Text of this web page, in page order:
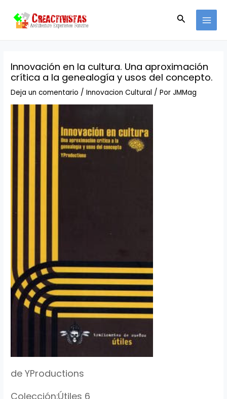
contenido
Buscar
Innovación en la cultura. Una aproximación
crítica a la genealogía y usos del concepto.
Deja un comentario /Innovacion Cultural / PorJMMag
de YProductions
Colección:Útiles 6
de
entradas